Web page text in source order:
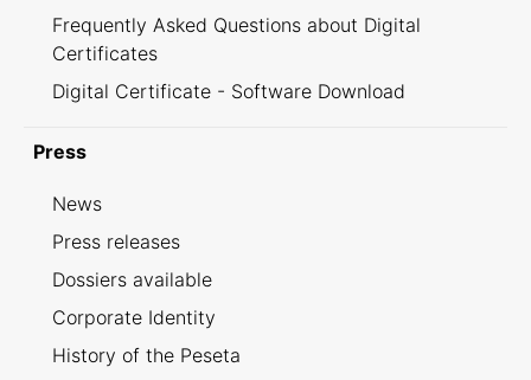
Frequently Asked Questions about Digital
Certificates
Digital Certificate - Software Download
Press
News
Press releases
Dossiers available
Corporate Identity
History of the Peseta